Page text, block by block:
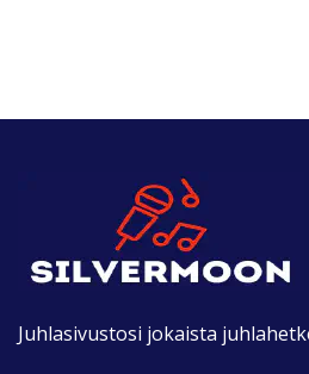
Juhlasivustosi jokaista